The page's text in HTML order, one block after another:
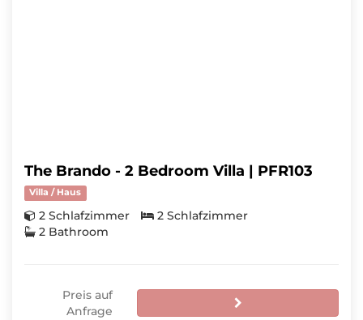
The Brando - 2 Bedroom Villa | PFR103
Villa / Haus
2 Schlafzimmer
2 Schlafzimmer
2 Bathroom
Preis auf
Anfrage